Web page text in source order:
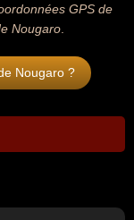
GPS de
Nougaro
Nougaro ?